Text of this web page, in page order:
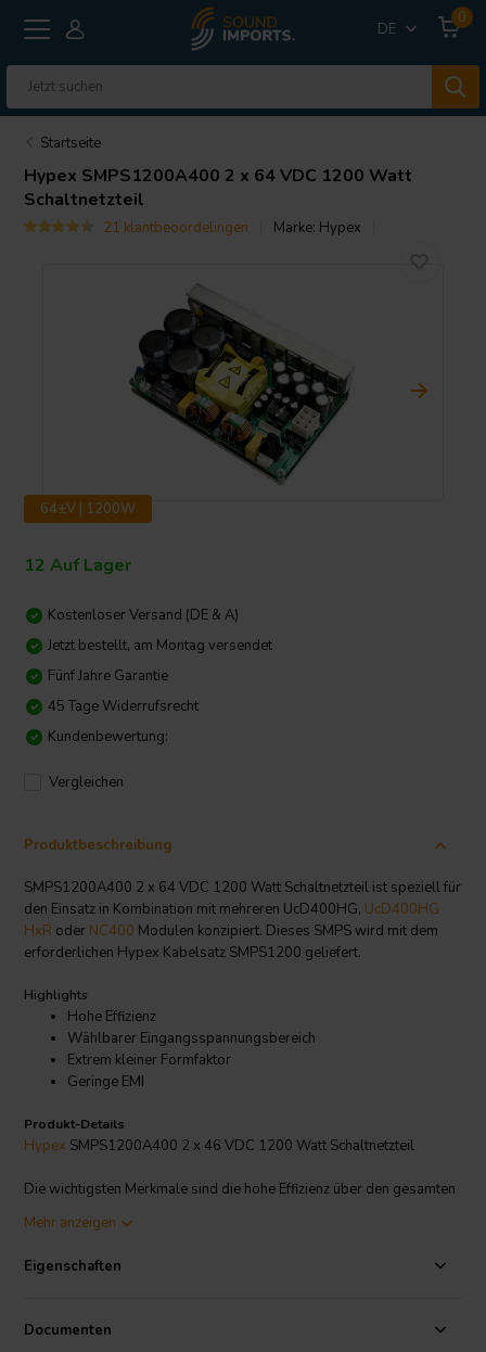
DE
0
Startseite
Hypex SMPS1200A400 2 x 64 VDC 1200 Watt
Schaltnetzteil
21 klantbeoordelingen Marke: Hypex
64±V | 1200W
12 Auf Lager
Kostenloser Versand (DE & A)
Jetzt bestellt, am Montag versendet
Fünf Jahre Garantie
45 Tage Widerrufsrecht
Kundenbewertung:
Vergleichen
Produktbeschreibung
SMPS1200A400 2 x 64 VDC 1200 Watt Schaltnetzteil ist speziell für
den Einsatz in Kombination mit mehreren UcD400HG, UcD400HG
HxR oder NC400 Modulen konzipiert. Dieses SMPS wird mit dem
erforderlichen Hypex Kabelsatz SMPS1200 geliefert.
Highlights
Hohe Effizienz
Wählbarer Eingangsspannungsbereich
Extrem kleiner Formfaktor
Geringe EMI
Produkt-Details
Hypex SMPS1200A400 2 x 46 VDC 1200 Watt Schaltnetzteil
Die wichtigsten Merkmale sind die hohe Effizienz über den gesamten
die sehr geringe abgestrahlte und leitungsgebundene EMI. Das
Überstromschutz, der im Falle einer vorübergehenden Überlast den
einen längeren Zeitraum bestehen bleibt, geht das Netzteil in den
sogenannten Hiccup-Modus über, bis die Überlastbedingung
Mehr anzeigen
Eigenschaften
Documenten